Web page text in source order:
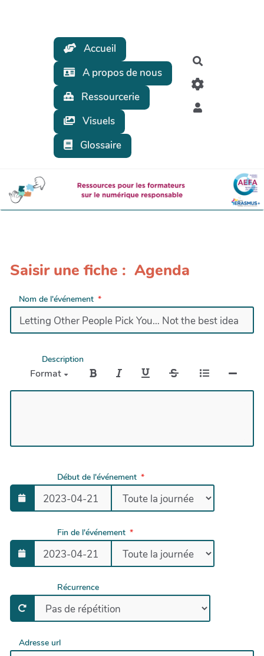
Accueil
A propos de nous
Ressourcerie
Visuels
Glossaire
Saisir une fiche : Agenda
Nom de l'événement
Description
Format
Début de l'événement
Fin de l'événement
Récurrence
Adresse url